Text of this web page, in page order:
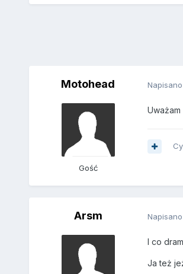
Motohead
Gość
Napisano
Arsm Napisano
I co
Ja też